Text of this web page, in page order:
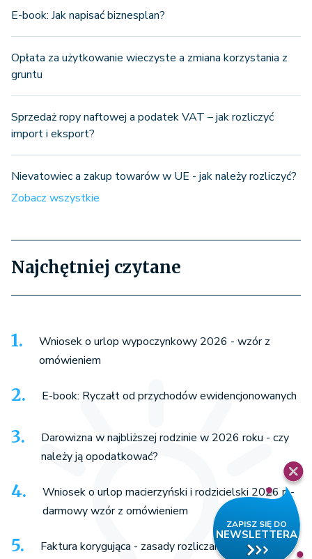
E-book: Jak napisać biznesplan?
Opłata za użytkowanie wieczyste a zmiana korzystania z
gruntu
Sprzedaż ropy naftowej a podatek VAT – jak rozliczyć
import i eksport?
Nievatowiec a zakup towarów w UE - jak należy rozliczyć?
Zobacz wszystkie
Najchętniej czytane
Wniosek o urlop wypoczynkowy 2026 - wzór z
omówieniem
E-book: Ryczałt od przychodów ewidencjonowanych
Darowizna w najbliższej rodzinie w 2026 roku - czy
należy ją opodatkować?
Wniosek o urlop macierzyński i rodzicielski 2026 r. -
darmowy wzór z omówieniem
Faktura korygująca - zasady rozliczania korekty in